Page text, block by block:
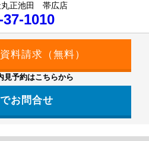
丸正池田 帯広店
37-1010
見予約はこちらから
お問合せ